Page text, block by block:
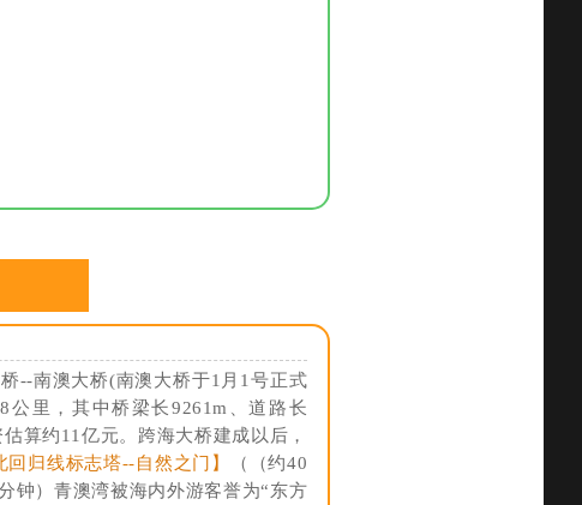
--南澳大桥(南澳大桥于1月1号正式
里，其中桥梁长9261m、道路长
算约11亿元。跨海大桥建成以后，
回归线标志塔--自然之门】
（（约40
分钟）青澳湾被海内外游客誉为“东方